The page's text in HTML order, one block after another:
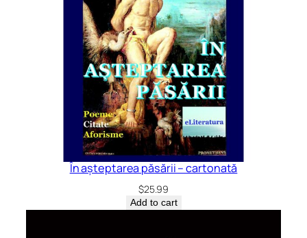
În așteptarea păsării – cartonată
$25.99
Add to cart